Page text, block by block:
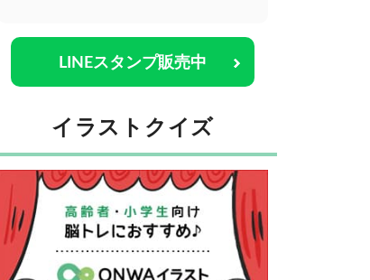
LINEスタンプ販売中
イラストクイズ